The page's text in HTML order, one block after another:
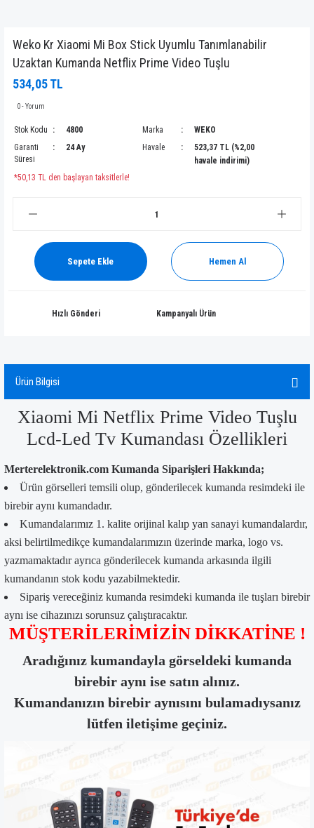
Weko Kr Xiaomi Mi Box Stick Uyumlu Tanımlanabilir
Uzaktan Kumanda Netflix Prime Video Tuşlu
534,05 TL
0 - Yorum
Stok Kodu 4800 Marka
WEKO
Garanti
Süresi
24 Ay Havale
523,37 TL (%2,00
havale indirimi)
*50,13 TL den başlayan taksitlerle!
Sepete Ekle Hemen Al
Hızlı Gönderi Kampanyalı Ürün
Ürün Bilgisi
Xiaomi Mi Netflix Prime Video Tuşlu
Lcd-Led Tv Kumandası Özellikleri
Merterelektronik.com Kumanda Siparişleri Hakkında;
Ürün görselleri temsili olup, gönderilecek kumanda resimdeki ile
birebir aynı kumandadır.
Kumandalarımız 1. kalite orijinal kalıp yan sanayi kumandalardır,
aksi belirtilmedikçe kumandalarımızın üzerinde marka, logo vs.
yazmamaktadır ayrıca gönderilecek kumanda arkasında ilgili
kumandanın stok kodu yazabilmektedir.
Sipariş vereceğiniz kumanda resimdeki kumanda ile tuşları birebir
aynı ise cihazınızı sorunsuz çalıştıracaktır.
MÜŞTERİLERİMİZİN DİKKATİNE !
Aradığınız kumandayla görseldeki kumanda
birebir aynı ise satın alınız.
Kumandanızın birebir aynısını bulamadıysanız
lütfen iletişime geçiniz.